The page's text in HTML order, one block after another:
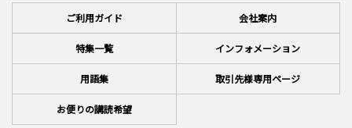
ご利用ガイド 会社案内
特集一覧 インフォメーション
用語集 取引先様専用ページ
お便りの講読希望